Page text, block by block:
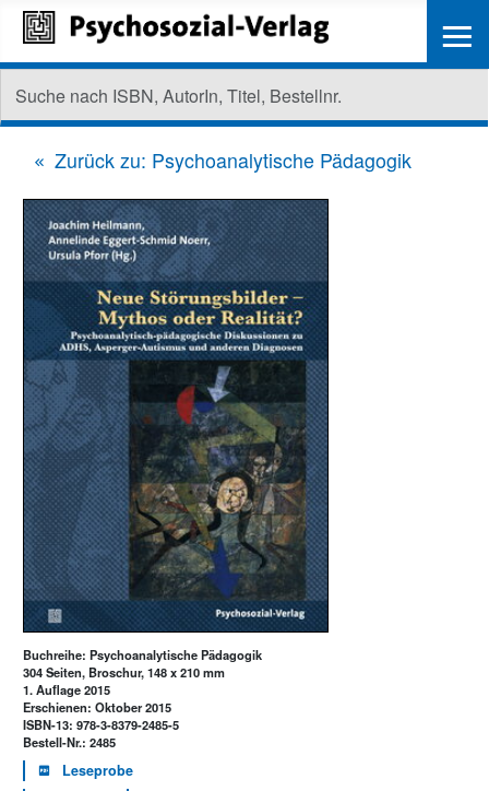
Zurück zu: Psychoanalytische Pädagogik
Buchreihe: Psychoanalytische Pädagogik
304 Seiten, Broschur, 148 x 210 mm
1. Auflage 2015
Erschienen: Oktober 2015
ISBN-13: 978-3-8379-2485-5
Bestell-Nr.: 2485
Leseprobe
≡